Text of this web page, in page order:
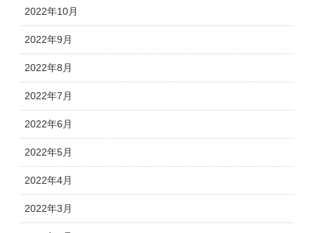
2022年10月
2022年9月
2022年8月
2022年7月
2022年6月
2022年5月
2022年4月
2022年3月